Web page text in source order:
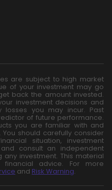
are subject to high market
of your investment may go
back the amount invested.
investment decisions and
you may incur. Past
of future performance.
you are familiar with and
should carefully consider
situation, investment
consult an independent
investment. This material
advice. For more
and Risk Warning.